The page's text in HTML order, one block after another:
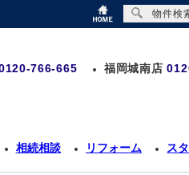
766-665 福岡城南店
相続相談 リフォーム ス
物件検